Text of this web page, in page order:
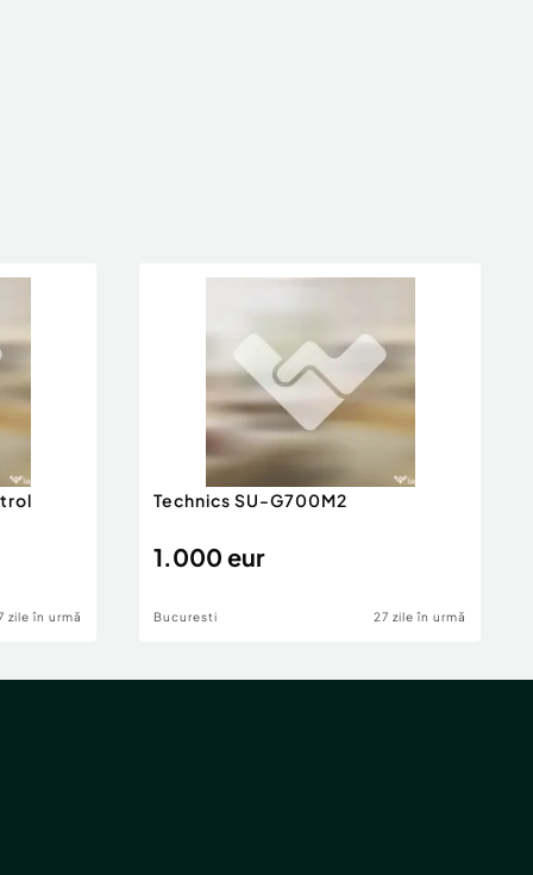
zile în urmă
Technics SU-G700M2
1.000 eur
Bucuresti 27 zile în urmă